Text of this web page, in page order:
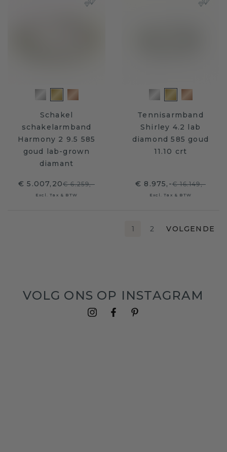
Schakel
schakelarmband
Harmony 2 9.5 585
goud lab-grown
diamant
€ 5.007,20€ 6.259,-
Excl. Tax & BTW
Tennisarmband
Shirley 4.2 lab
diamond 585 goud
11.10 crt
€ 8.975,-€ 16.149,-
Excl. Tax & BTW
1 2 VOLGENDE
VOLG ONS OP INSTAGRAM